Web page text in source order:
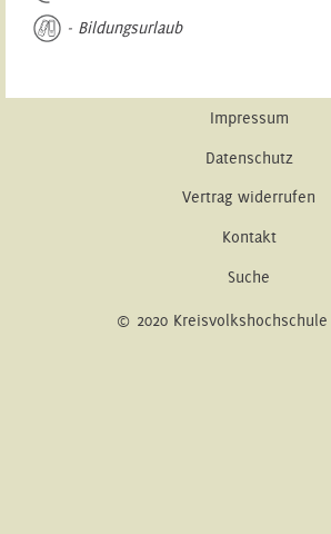
- Bildungsurlaub
Impressum
Datenschutz
Vertrag widerrufen
Kontakt
Suche
© 2020 Kreisvolkshochschule